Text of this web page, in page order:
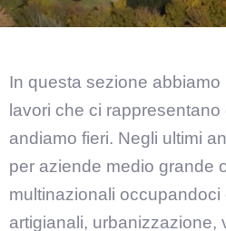
In questa sezione
lavori che ci rappresentano
andiamo fieri. Negli ultimi
per aziende medio grande
multinazionali occupandoci
artigianali, urbanizzazione,